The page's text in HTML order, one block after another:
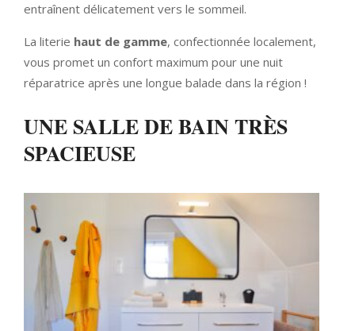
entraînent délicatement vers le sommeil.
La literie haut de gamme, confectionnée localement,
vous promet un confort maximum pour une nuit
réparatrice après une longue balade dans la région !
UNE SALLE DE BAIN TRÈS
SPACIEUSE